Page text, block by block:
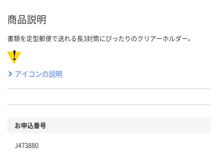
商品説明
書類を定型郵便で送れる長3封筒にぴったりのクリアーホルダー。
アイコンの説明
お申込番号
J473880